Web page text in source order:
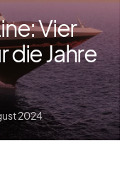
Vier
die Jahre
2024